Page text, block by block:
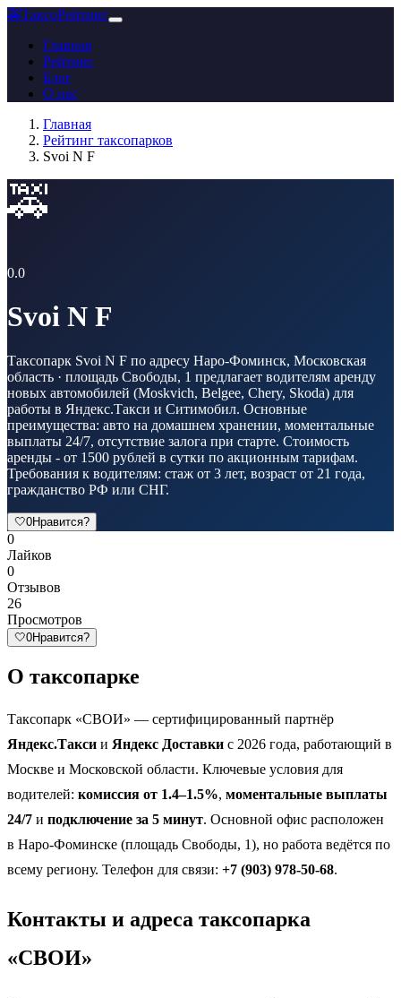
🚕ТаксоРейтинг
Главная
Рейтинг
Блог
О нас
Главная
Рейтинг таксопарков
Svoi N F
🚕
0.0
Svoi N F
Таксопарк Svoi N F по адресу Наро-Фоминск, Московская
область · площадь Свободы, 1 предлагает водителям аренду
новых автомобилей (Moskvich, Belgee, Chery, Skoda) для
работы в Яндекс.Такси и Ситимобил. Основные
преимущества: авто на домашнем хранении, моментальные
выплаты 24/7, отсутствие залога при старте. Стоимость
аренды - от 1500 рублей в сутки по акционным тарифам.
Требования к водителям: стаж от 3 лет, возраст от 21 года,
гражданство РФ или СНГ.
🤍0Нравится?
0
Лайков
0
Отзывов
26
Просмотров
🤍0Нравится?
О таксопарке
Таксопарк «СВОИ» — сертифицированный партнёр
Яндекс.Такси и Яндекс Доставки с 2026 года, работающий в
Москве и Московской области. Ключевые условия для
водителей: комиссия от 1.4–1.5%, моментальные выплаты
24/7 и подключение за 5 минут. Основной офис расположен
в Наро-Фоминске (площадь Свободы, 1), но работа ведётся по
всему региону. Телефон для связи: +7 (903) 978-50-68.
Контакты и адреса таксопарка
«СВОИ»